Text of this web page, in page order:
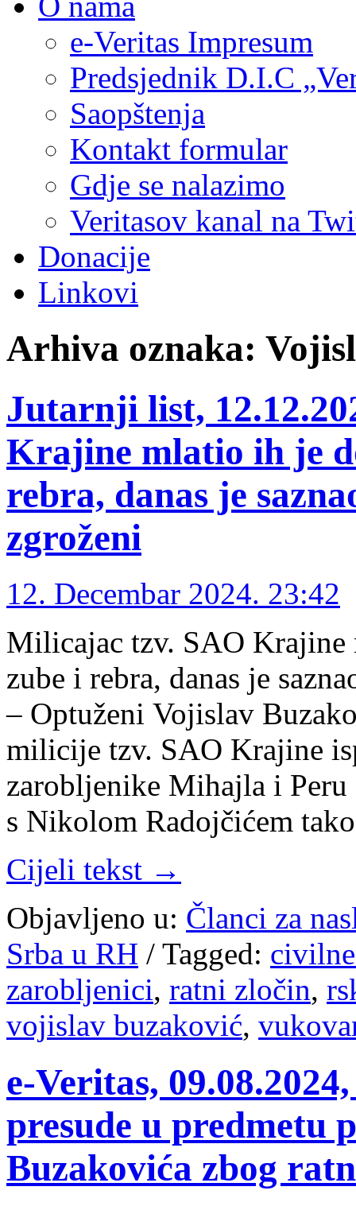
e-Veritas Impresum
Predsjednik D.I.C
Saopštenja
Kontakt formular
Gdje se nalazimo
Veritasov kanal na
Donacije
Linkovi
Arhiva oznaka:
Jutarnji list,
Krajine mlatio ih je
rebra, danas je
zgroženi
12. Decembar 2024. 23:42
Milicajac tzv. SAO
zube i rebra, danas je
– Optuženi Vojislav
milicije tzv. SAO Krajine
zarobljenike Mihajla i
s Nikolom Radojčićem
Cijeli tekst →
Objavljeno u: Članci za
Srba u RH / Tagged:
zarobljenici, ratni zločin,
vojislav buzaković,
e-Veritas,
presude u predmetu
Buzakovića zbog